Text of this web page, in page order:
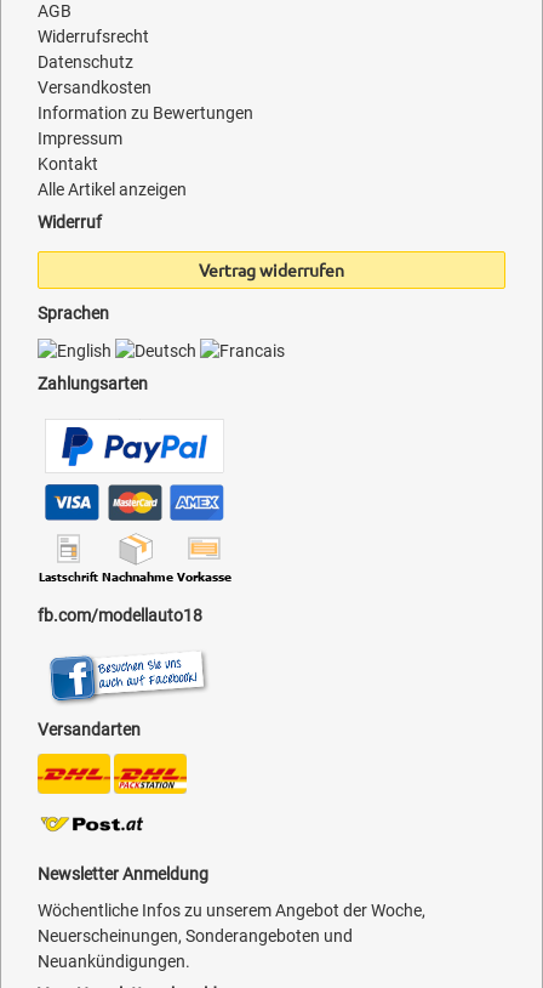
AGB
Widerrufsrecht
Datenschutz
Versandkosten
Information zu Bewertungen
Impressum
Kontakt
Alle Artikel anzeigen
Widerruf
Vertrag widerrufen
Sprachen
Zahlungsarten
fb.com/modellauto18
Versandarten
Newsletter Anmeldung
Wöchentliche Infos zu unserem Angebot der Woche,
Neuerscheinungen, Sonderangeboten und
Neuankündigungen.